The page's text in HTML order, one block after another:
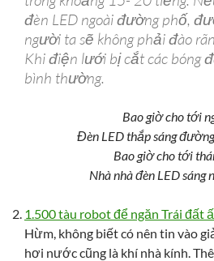
đèn LED ngoài đường phố,
người ta sẽ không phải đào
Khi điện lưới bị cắt các bóng
bình thường.
Bao giờ cho tới
Đèn LED thắp sáng
Bao giờ cho tới
Nhà nhà đèn LED sáng
1.500 tàu robot để ngăn Trái đất
Hừm, không biết có nên tin vào
hơi nước cũng là khí nhà kính.